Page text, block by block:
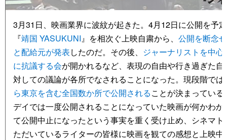
3月31日、映画業界に波紋が起きた。4月12日に公開を予
『靖国 YASUKUNI』を相次ぐ上映自粛から、 公開を断念
と配給元が発表したのだ。その後、 ジャーナリストを中
に抗議する会が開かれるなど、表現の自由や行き過ぎた
対しての議論が各所でなされることになった。現段階では
ら東京を含む全国数か所で公開されることが決まってい
デイでは一度公開されることになっていた映画が何かわ
て公開中止になったという事実を重く受け止め、シネマ
ただいているライターの皆様に映画を観ての感想と上映